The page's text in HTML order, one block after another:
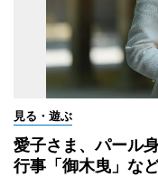
見る・遊ぶ
愛子さま、パール
行事「御木曳」な